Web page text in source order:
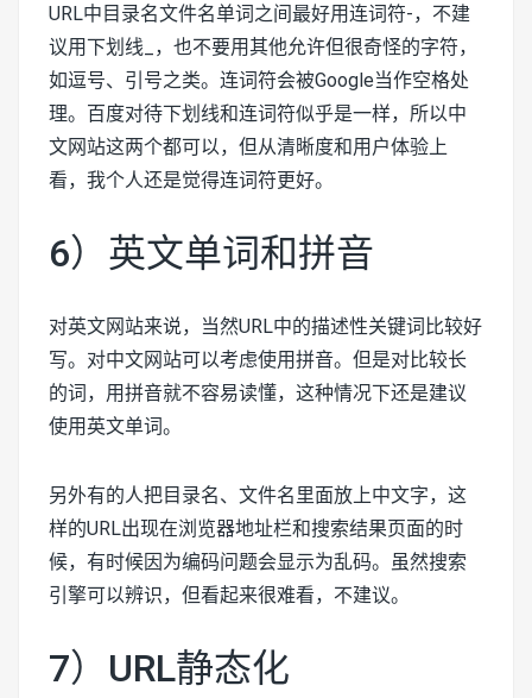
URL中目录名文件名单词之间最好用连词符-，不建
议用下划线_，也不要用其他允许但很奇怪的字符，
如逗号、引号之类。连词符会被Google当作空格处
理。百度对待下划线和连词符似乎是一样，所以中
文网站这两个都可以，但从清晰度和用户体验上
看，我个人还是觉得连词符更好。
6）英文单词和拼音
对英文网站来说，当然URL中的描述性关键词比较好
写。对中文网站可以考虑使用拼音。但是对比较长
的词，用拼音就不容易读懂，这种情况下还是建议
使用英文单词。
另外有的人把目录名、文件名里面放上中文字，这
样的URL出现在浏览器地址栏和搜索结果页面的时
候，有时候因为编码问题会显示为乱码。虽然搜索
引擎可以辨识，但看起来很难看，不建议。
7）URL静态化